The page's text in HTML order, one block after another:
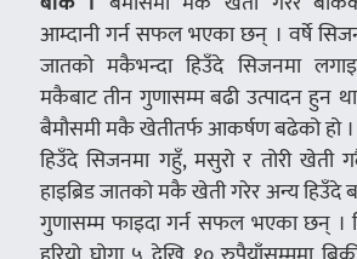
आम्दानी गर्न सफल भएका छन् । वर्षे
जातको मकैभन्दा हिउँदे सिजनमा
मकैबाट तीन गुणासम्म बढी उत्पादन हुन
बैमौसमी मकै खेतीतर्फ आकर्षण बढेको हो ।
हिउँदे सिजनमा गहुँ, मसुरो र तोरी खेती
हाइब्रिड जातको मकै खेती गरेर अन्य हिउँदे
गुणासम्म फाइदा गर्न सफल भएका छन्